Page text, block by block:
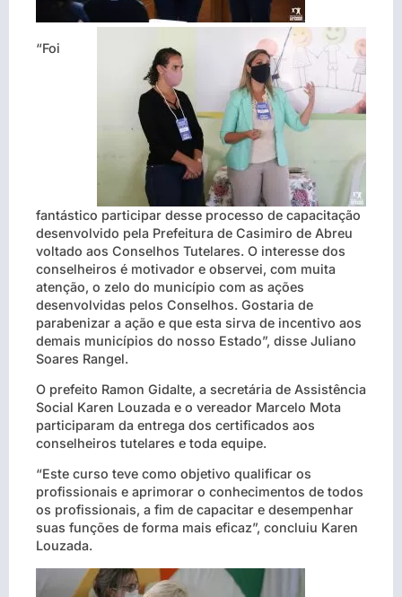
“Foi
fantástico participar desse processo de capacitação
desenvolvido pela Prefeitura de Casimiro de Abreu
voltado aos Conselhos Tutelares. O interesse dos
conselheiros é motivador e observei, com muita
atenção, o zelo do município com as ações
desenvolvidas pelos Conselhos. Gostaria de
parabenizar a ação e que esta sirva de incentivo aos
demais municípios do nosso Estado”, disse Juliano
Soares Rangel.
O prefeito Ramon Gidalte, a secretária de Assistência
Social Karen Louzada e o vereador Marcelo Mota
participaram da entrega dos certificados aos
conselheiros tutelares e toda equipe.
“Este curso teve como objetivo qualificar os
profissionais e aprimorar o conhecimentos de todos
os profissionais, a fim de capacitar e desempenhar
suas funções de forma mais eficaz”, concluiu Karen
Louzada.